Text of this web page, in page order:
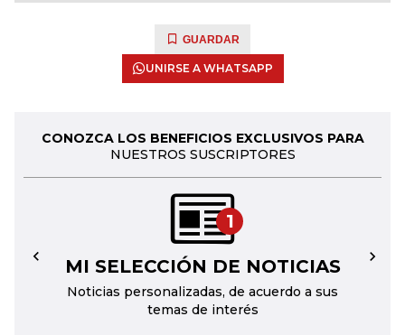
GUARDAR
UNIRSE A WHATSAPP
CONOZCA LOS BENEFICIOS EXCLUSIVOS PARA
NUESTROS SUSCRIPTORES
1
MI SELECCIÓN DE NOTICIAS
Noticias personalizadas, de acuerdo a sus
temas de interés
← →